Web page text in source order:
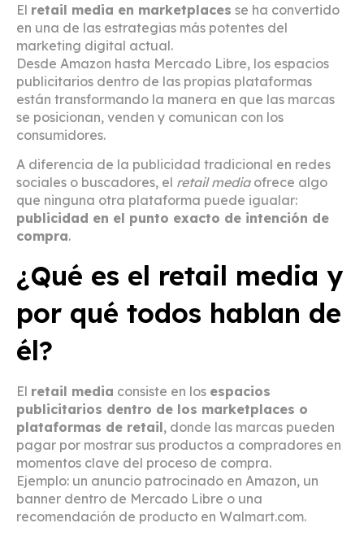
El retail media en marketplaces se ha convertido
en una de las estrategias más potentes del
marketing digital actual.
Desde Amazon hasta Mercado Libre, los espacios
publicitarios dentro de las propias plataformas
están transformando la manera en que las marcas
se posicionan, venden y comunican con los
consumidores.
A diferencia de la publicidad tradicional en redes
sociales o buscadores, el retail mediaofrece algo
que ninguna otra plataforma puede igualar:
publicidad en el punto exacto de intención de
compra.
¿Qué es el retail media y
por qué todos hablan de
él?
El retail media consiste en los espacios
publicitarios dentro de los marketplaces o
plataformas de retail, donde las marcas pueden
pagar por mostrar sus productos a compradores en
momentos clave del proceso de compra.
Ejemplo: un anuncio patrocinado en Amazon, un
banner dentro de Mercado Libre o una
recomendación de producto en Walmart.com.